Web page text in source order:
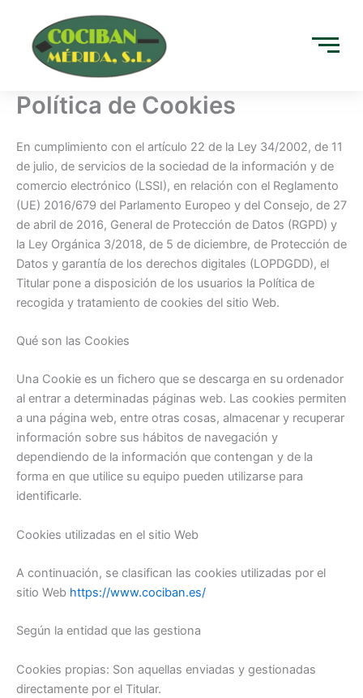
contenido
Política de Cookies
En cumplimiento con el artículo 22 de la Ley 34/2002, de 11
de julio, de servicios de la sociedad de la información y de
comercio electrónico (LSSI), en relación con el Reglamento
(UE) 2016/679 del Parlamento Europeo y del Consejo, de 27
de abril de 2016, General de Protección de Datos (RGPD) y
la Ley Orgánica 3/2018, de 5 de diciembre, de Protección de
Datos y garantía de los derechos digitales (LOPDGDD), el
Titular pone a disposición de los usuarios la Política de
recogida y tratamiento de cookies del sitio Web.
Qué son las Cookies
Una Cookie es un fichero que se descarga en su ordenador
al entrar a determinadas páginas web. Las cookies permiten
a una página web, entre otras cosas, almacenar y recuperar
información sobre sus hábitos de navegación y
dependiendo de la información que contengan y de la
forma en que utilice su equipo pueden utilizarse para
identificarle.
Cookies utilizadas en el sitio Web
A continuación, se clasifican las cookies utilizadas por el
sitio Web https://www.cociban.es/
Según la entidad que las gestiona
Cookies propias: Son aquellas enviadas y gestionadas
directamente por el Titular.